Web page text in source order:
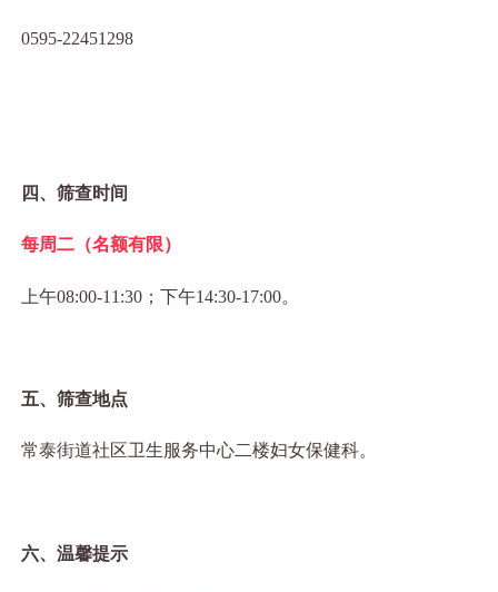
0595-22451298
四、筛查时间
每周二（名额有限）
上午08:00-11:30 ；下午14:30-17:00。
五、筛查地点
常泰街道社区卫生服务中心二楼妇女保健科。
六、温馨提示